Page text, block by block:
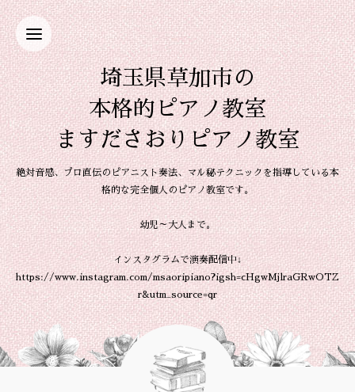
埼玉県草加市の
本格的ピアノ教室
ますださおりピアノ教室
絶対音感、プロ直伝のピアニスト奏法、マル秘テクニックを指導している本
格的な完全個人のピアノ教室です。
幼児～大人まで。
インスタグラムで演奏配信中↓
https://www.instagram.com/msaoripiano?igsh=cHgwMjlraGRwOTZ
r&utm_source=qr